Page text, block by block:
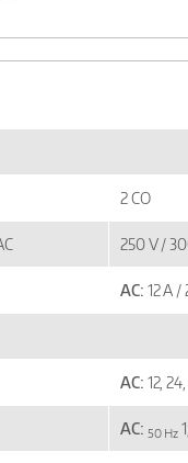
2 CO
250 V /
AC: 12 A /
AC: 12,
AC: 50 Hz